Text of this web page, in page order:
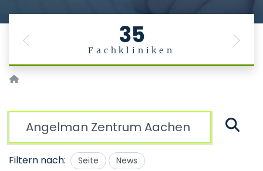
35
Fachkliniken
Previous Next
Startseite
Filtern nach:
Seite News